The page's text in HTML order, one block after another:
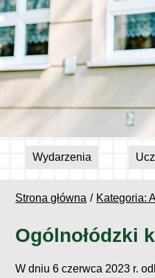
Wydarzenia
Strona główna Kategoria:
Ogólnołódzki
W dniu 6 czerwca 2023 r.